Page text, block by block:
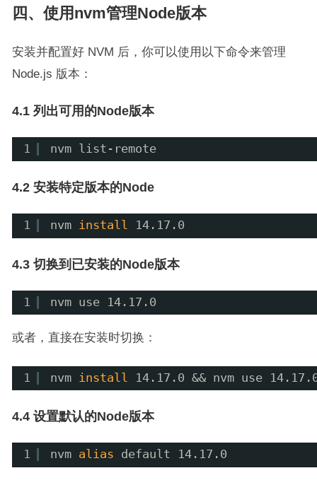
四、使用nvm管理Node版本
安装并配置好 NVM 后，你可以使用以下命令来管理
Node.js 版本：
4.1 列出可用的Node版本
1 nvm list-remote
4.2 安装特定版本的Node
1 nvm install 14.17.0
4.3 切换到已安装的Node版本
1 nvm use 14.17.0
或者，直接在安装时切换：
1 nvm install 14.17.0 && nvm use
4.4 设置默认的Node版本
1 nvm alias default 14.17.0